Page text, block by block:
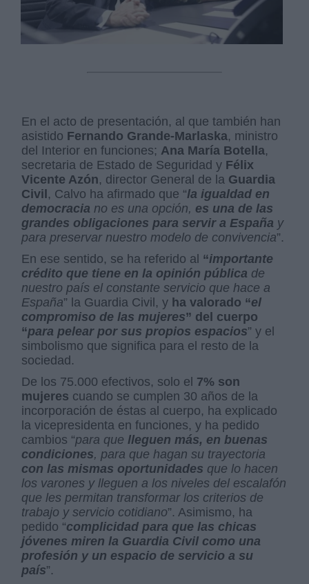
En el acto de presentación, al que también han
asistido Fernando Grande-Marlaska, ministro
del Interior en funciones; Ana María Botella,
secretaria de Estado de Seguridad y Félix
Vicente Azón, director General de la Guardia
Civil , Calvo ha afirmado que “la igualdad en
democracia no es una opción, es una de las
grandes obligaciones para servir a España y
para preservar nuestro modelo de convivencia”.
En ese sentido, se ha referido al “importante
crédito que tiene en la opinión pública de
nuestro país el constante servicio que hace a
España” la Guardia Civil, y ha valorado “el
compromiso de las mujeres” del cuerpo
“para pelear por sus propios espacios” y el
simbolismo que significa para el resto de la
sociedad.
De los 75.000 efectivos, solo el 7% son
mujeres cuando se cumplen 30 años de la
incorporación de éstas al cuerpo, ha explicado
la vicepresidenta en funciones, y ha pedido
cambios “para quelleguen más, en buenas
condiciones, para que hagan su trayectoria
con las mismas oportunidades que lo hacen
los varones y lleguen a los niveles del escalafón
que les permitan transformar los criterios de
trabajo y servicio cotidiano”. Asimismo, ha
pedido “complicidad para que las chicas
jóvenes miren la Guardia Civil como una
profesión y un espacio de servicio a su
país”.